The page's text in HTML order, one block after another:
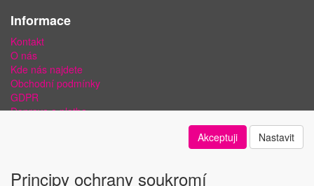
Informace
Kontakt
O nás
Kde nás najdete
Obchodní podmínky
GDPR
Doprava a platba
Akceptuji Nastavit
Principy ochrany soukromí